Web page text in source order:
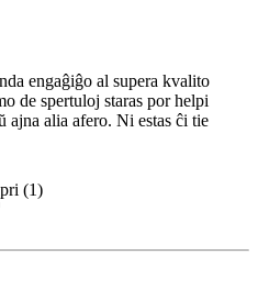
engaĝiĝo al supera kvalito
de spertuloj staras por helpi
ajna alia afero. Ni estas ĉi tie